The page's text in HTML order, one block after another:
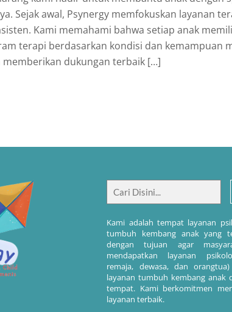
Sejak awal, Psynergy memfokuskan layanan
Kami memahami bahwa setiap anak
terapi berdasarkan kondisi dan kemampuan
dukungan terbaik […]
Kami adalah tempat layanan
tumbuh kembang anak yang
dengan tujuan agar
mendapatkan layanan
remaja, dewasa, dan
layanan tumbuh kembang anak
tempat. Kami berkomitmen
layanan terbaik.